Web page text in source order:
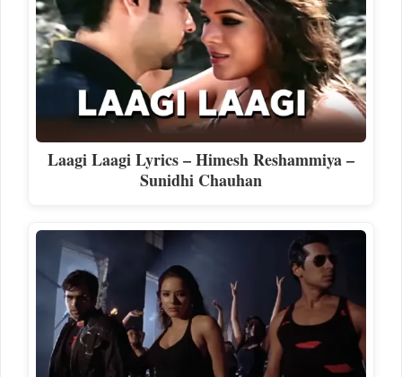
Laagi Laagi Lyrics – Himesh Reshammiya –
Sunidhi Chauhan